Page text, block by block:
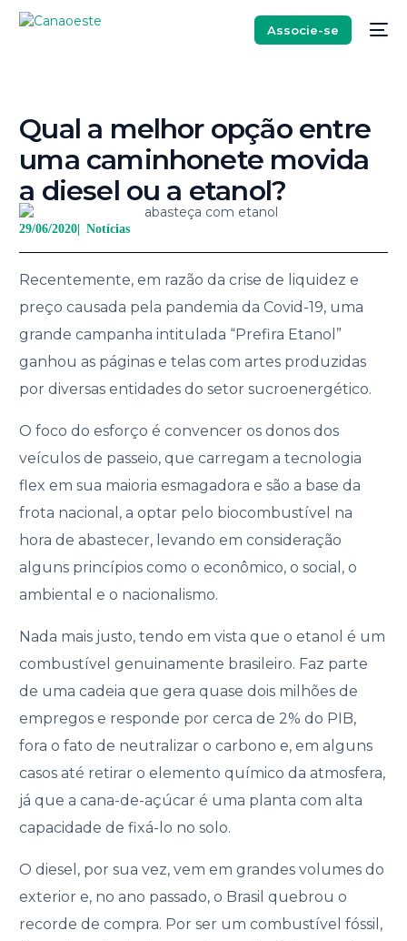
Associe-se
Qual a melhor opção entre
uma caminhonete movida
a diesel ou a etanol?
29/06/2020 Notícias
Recentemente, em razão da crise de liquidez e
preço causada pela pandemia da Covid-19, uma
grande campanha intitulada “Prefira Etanol”
ganhou as páginas e telas com artes produzidas
por diversas entidades do setor sucroenergético.
O foco do esforço é convencer os donos dos
veículos de passeio, que carregam a tecnologia
flex em sua maioria esmagadora e são a base da
frota nacional, a optar pelo biocombustível na
hora de abastecer, levando em consideração
alguns princípios como o econômico, o social, o
ambiental e o nacionalismo.
Nada mais justo, tendo em vista que o etanol é um
combustível genuinamente brasileiro. Faz parte
de uma cadeia que gera quase dois milhões de
empregos e responde por cerca de 2% do PIB,
fora o fato de neutralizar o carbono e, em alguns
casos até retirar o elemento químico da atmosfera,
já que a cana-de-açúcar é uma planta com alta
capacidade de fixá-lo no solo.
O diesel, por sua vez, vem em grandes volumes do
exterior e, no ano passado, o Brasil quebrou o
recorde de compra. Por ser um combustível fóssil,